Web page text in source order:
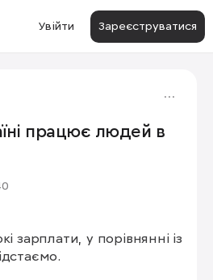
Увійти Зареєструватися
працює людей в
зарплати, у порівнянні із